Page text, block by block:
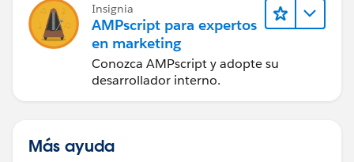
Insignia
AMPscript para expertos
en marketing
Conozca AMPscript y adopte su
desarrollador interno.
Más ayuda